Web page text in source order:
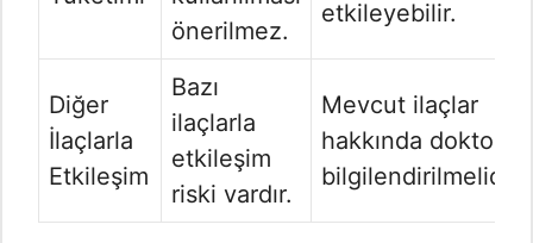
önerilmez.
etkileyebilir.
Diğer
İlaçlarla
Etkileşim
Bazı
ilaçlarla
etkileşim
riski vardır.
Mevcut ilaçlar
hakkında doktor
bilgilendirilmelidir.